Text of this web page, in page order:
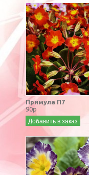
Примула П7
90р
Добавить в заказ